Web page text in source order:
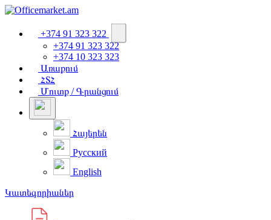
+374 91 323 322
+374 91 323 322
+374 10 323 323
Առաքում
ՀՏՀ
Մուտք / Գրանցում
Հայերեն
Русский
English
Կատեգորիաներ